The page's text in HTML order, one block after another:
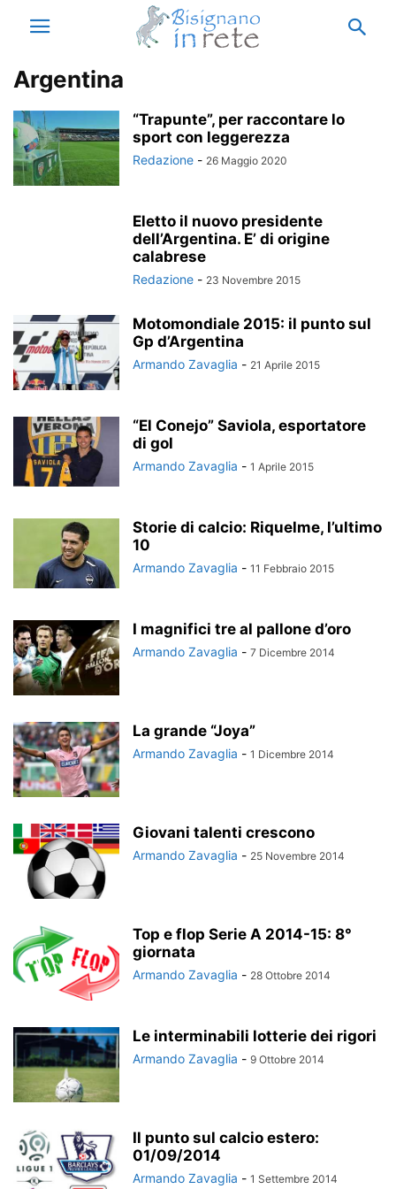
Argentina
“Trapunte”, per raccontare lo
sport con leggerezza
Redazione - 26 Maggio 2020
Eletto il nuovo presidente
dell’Argentina. E’ di origine
calabrese
Redazione - 23 Novembre 2015
Motomondiale 2015: il punto sul
Gp d’Argentina
Armando Zavaglia - 21 Aprile 2015
“El Conejo” Saviola, esportatore
di gol
Armando Zavaglia - 1 Aprile 2015
Storie di calcio: Riquelme, l’ultimo
10
Armando Zavaglia - 11 Febbraio 2015
I magnifici tre al pallone d’oro
Armando Zavaglia - 7 Dicembre 2014
La grande “Joya”
Armando Zavaglia - 1 Dicembre 2014
Giovani talenti crescono
Armando Zavaglia - 25 Novembre 2014
Top e flop Serie A 2014-15: 8°
giornata
Armando Zavaglia - 28 Ottobre 2014
Le interminabili lotterie dei rigori
Armando Zavaglia - 9 Ottobre 2014
Il punto sul calcio estero:
01/09/2014
Armando Zavaglia - 1 Settembre 2014